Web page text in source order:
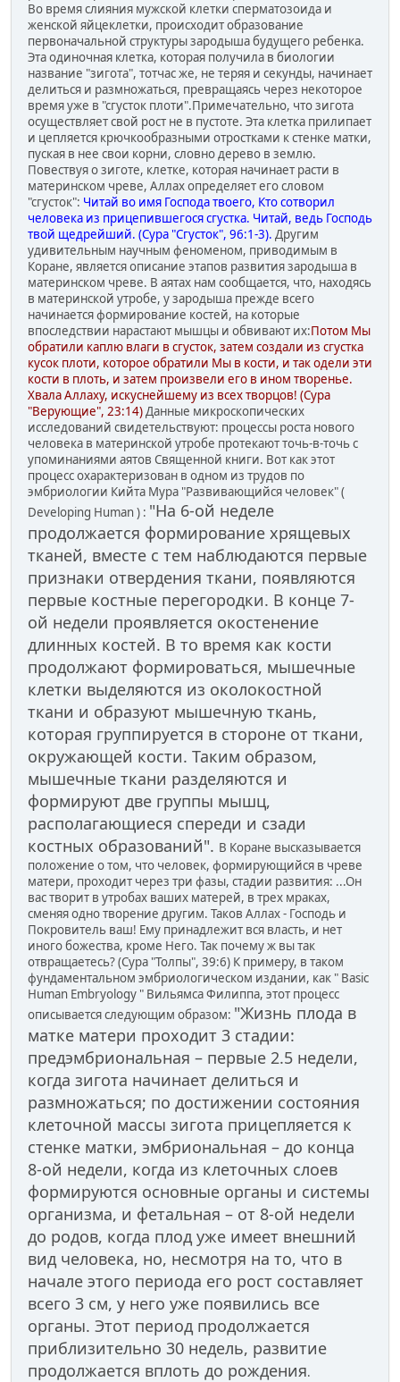
Во время слияния мужской клетки сперматозоида и
женской яйцеклетки, происходит образование
первоначальной структуры зародыша будущего ребенка.
Эта одиночная клетка, которая получила в биологии
название "зигота", тотчас же, не теряя и секунды, начинает
делиться и размножаться, превращаясь через некоторое
время уже в "сгусток плоти".Примечательно, что зигота
осуществляет свой рост не в пустоте. Эта клетка прилипает
и цепляется крючкообразными отростками к стенке матки,
пуская в нее свои корни, словно дерево в землю.
Повествуя о зиготе, клетке, которая начинает расти в
материнском чреве, Аллах определяет его словом
"сгусток": Читай во имя Господа твоего, Кто сотворил
человека из прицепившегося сгустка. Читай, ведь Господь
твой щедрейший. (Сура "Сгусток", 96:1-3). Другим
удивительным научным феноменом, приводимым в
Коране, является описание этапов развития зародыша в
материнском чреве. В аятах нам сообщается, что, находясь
в материнской утробе, у зародыша прежде всего
начинается формирование костей, на которые
впоследствии нарастают мышцы и обвивают их:Потом Мы
обратили каплю влаги в сгусток, затем создали из сгустка
кусок плоти, которое обратили Мы в кости, и так одели эти
кости в плоть, и затем произвели его в ином творенье.
Хвала Аллаху, искуснейшему из всех творцов! (Сура
"Верующие", 23:14)Данные микроскопических
исследований свидетельствуют: процессы роста нового
человека в материнской утробе протекают точь-в-точь с
упоминаниями аятов Священной книги. Вот как этот
процесс охарактеризован в одном из трудов по
эмбриологии Кийта Мура "Развивающийся человек" (
Developing Human ) : "На 6-ой неделе
продолжается формирование хрящевых
тканей, вместе с тем наблюдаются первые
признаки отвердения ткани, появляются
первые костные перегородки. В конце 7-
ой недели проявляется окостенение
длинных костей. В то время как кости
продолжают формироваться, мышечные
клетки выделяются из околокостной
ткани и образуют мышечную ткань,
которая группируется в стороне от ткани,
окружающей кости. Таким образом,
мышечные ткани разделяются и
формируют две группы мышц,
располагающиеся спереди и сзади
костных образований". В Коране высказывается
положение о том, что человек, формирующийся в чреве
матери, проходит через три фазы, стадии развития: ...Он
вас творит в утробах ваших матерей, в трех мраках,
сменяя одно творение другим. Таков Аллах - Господь и
Покровитель ваш! Ему принадлежит вся власть, и нет
иного божества, кроме Него. Так почему ж вы так
отвращаетесь? (Сура "Толпы", 39:6) К примеру, в таком
фундаментальном эмбриологическом издании, как " Basic
Human Embryology " Вильямса Филиппа, этот процесс
описывается следующим образом: "Жизнь плода в
матке матери проходит 3 стадии:
предэмбриональная – первые 2.5 недели,
когда зигота начинает делиться и
размножаться; по достижении состояния
клеточной массы зигота прицепляется к
стенке матки, эмбриональная – до конца
8-ой недели, когда из клеточных слоев
формируются основные органы и системы
организма, и фетальная – от 8-ой недели
до родов, когда плод уже имеет внешний
вид человека, но, несмотря на то, что в
начале этого периода его рост составляет
всего 3 см, у него уже появились все
органы. Этот период продолжается
приблизительно 30 недель, развитие
продолжается вплоть до рождения.